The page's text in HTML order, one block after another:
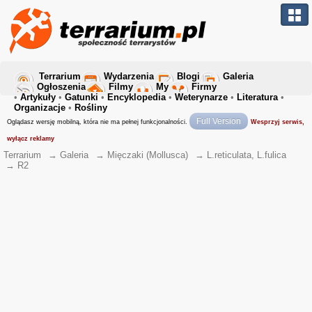
Terrarium Wydarzenia Blogi
Galeria
Ogłoszenia
Filmy My
Firmy
• Artykuły • Gatunki • Encyklopedia• Weterynarze • Literatura•
Organizacje • Rośliny
Oglądasz wersję mobilną, która nie ma pełnej funkcjonalności. Full Version Wesprzyj serwis,
wyłącz reklamy
Terrarium → Galeria → Mięczaki (Mollusca) → L.reticulata, L.fulica
→ R2